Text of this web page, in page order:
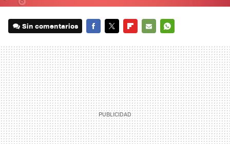
Sin comentarios
MAIL